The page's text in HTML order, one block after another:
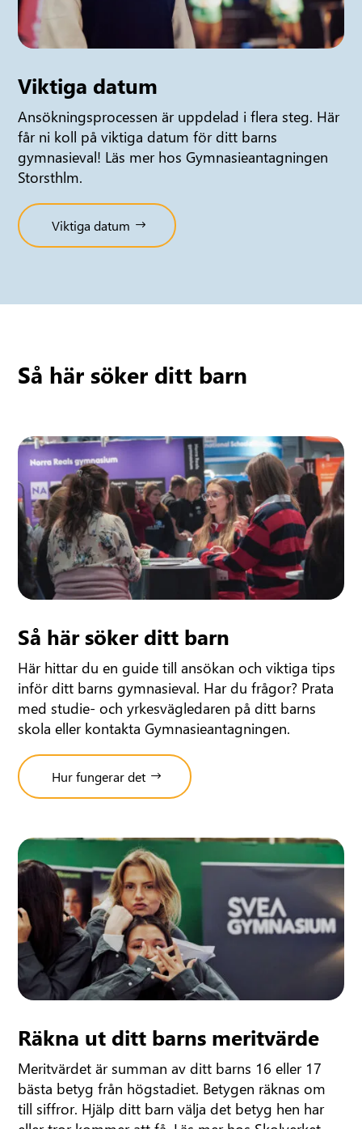
Viktiga datum
Ansökningsprocessen är uppdelad i flera steg. Här
får ni koll på viktiga datum för ditt barns
gymnasieval! Läs mer hos Gymnasieantagningen
Storsthlm.
Viktiga datum
Så här söker ditt barn
Så här söker ditt barn
Här hittar du en guide till ansökan och viktiga tips
inför ditt barns gymnasieval. Har du frågor? Prata
med studie- och yrkesvägledaren på ditt barns
skola eller kontakta Gymnasieantagningen.
Hur fungerar det
Räkna ut ditt barns meritvärde
Meritvärdet är summan av ditt barns 16 eller 17
bästa betyg från högstadiet. Betygen räknas om
till siffror. Hjälp ditt barn välja det betyg hen har